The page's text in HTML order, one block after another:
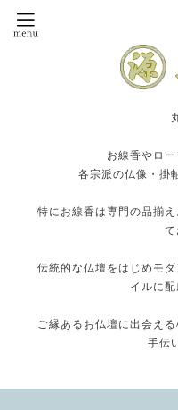
お線香やロー
各宗派の仏像・掛
特にお線香は専門の品揃
て
伝統的な仏壇をはじめモ
イルに配
ご縁あるお仏壇に出会え
手伝